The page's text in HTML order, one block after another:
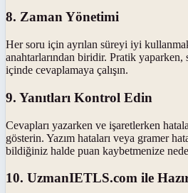
8. Zaman Yönetimi
Her soru için ayrılan süreyi iyi
anahtarlarından biridir. Pratik yaparken,
içinde cevaplamaya çalışın.
9. Yanıtları Kontrol Edin
Cevapları yazarken ve işaretlerken
gösterin. Yazım hataları veya gramer
bildiğiniz halde puan kaybetmenize
10. UzmanIETLS.com ile